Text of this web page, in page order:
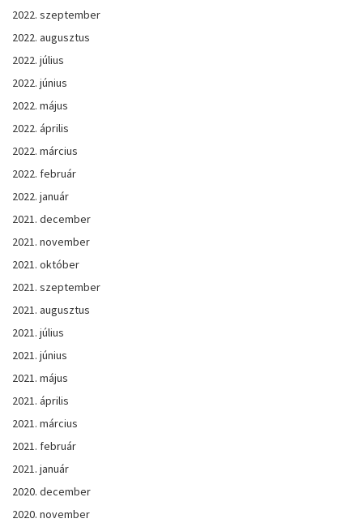
2022. szeptember
2022. augusztus
2022. július
2022. június
2022. május
2022. április
2022. március
2022. február
2022. január
2021. december
2021. november
2021. október
2021. szeptember
2021. augusztus
2021. július
2021. június
2021. május
2021. április
2021. március
2021. február
2021. január
2020. december
2020. november